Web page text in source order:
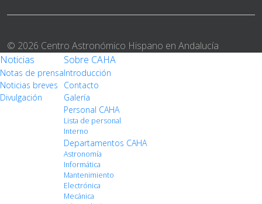
© 2026 Centro Astronómico Hispano en Andalucía
Noticias
Notas de prensa
Noticias breves
Divulgación
Sobre CAHA
Introducción
Contacto
Galería
Personal CAHA
Lista de personal
Interno
Departamentos CAHA
Astronomía
Informática
Mantenimiento
Electrónica
Mecánica